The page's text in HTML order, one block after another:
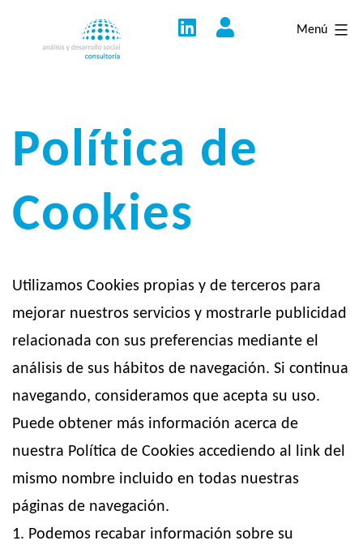
Menú
Política de
Cookies
Utilizamos Cookies propias y de terceros para
mejorar nuestros servicios y mostrarle publicidad
relacionada con sus preferencias mediante el
análisis de sus hábitos de navegación. Si continua
navegando, consideramos que acepta su uso.
Puede obtener más información acerca de
nuestra Política de Cookies accediendo al link del
mismo nombre incluido en todas nuestras
páginas de navegación.
1. Podemos recabar información sobre su